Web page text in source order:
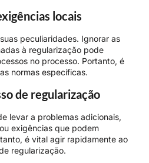
locais
peculiaridades. Ignorar as
à regularização pode
no processo. Portanto, é
normas específicas.
de regularização
levar a problemas adicionais,
exigências que podem
é vital agir rapidamente ao
regularização.